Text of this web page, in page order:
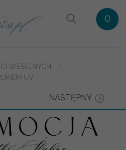
0
WESELNYCH
UV
NASTĘPNY